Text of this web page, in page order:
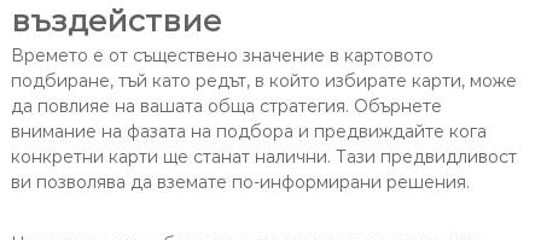
въздействие
Времето е от съществено значение в картовото
подбиране, тъй като редът, в който избирате карти, може
да повлияе на вашата обща стратегия. Обърнете
внимание на фазата на подбора и предвиждайте кога
конкретни карти ще станат налични. Тази предвидливост
ви позволява да вземате по-информирани решения.